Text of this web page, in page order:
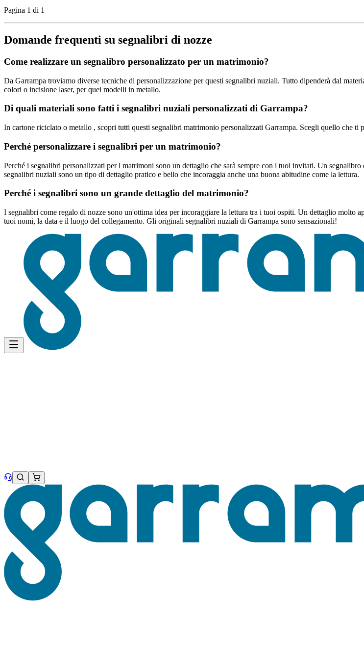
Pagina 1 di 1
Domande frequenti su segnalibri di nozze
Come realizzare un segnalibro personalizzato per un matrimonio?
Da Garrampa troviamo diverse tecniche di personalizzazione per questi segnalibri nuziali. Tutto dipenderà dal
colori o incisione laser, per quei modelli in metallo.
Di quali materiali sono fatti i segnalibri nuziali personalizzati di Garrampa?
In cartone riciclato o metallo , scopri tutti questi segnalibri matrimonio personalizzati Garrampa. Scegli quello che
Perché personalizzare i segnalibri per un matrimonio?
Perché i segnalibri personalizzati per i matrimoni sono un dettaglio che sarà sempre con i tuoi invitati. Un
segnalibri nuziali sono un tipo di dettaglio pratico e bello che incoraggia anche una buona abitudine come la lettura.
Perché i segnalibri sono un grande dettaglio del matrimonio?
I segnalibri come regalo di nozze sono un'ottima idea per incoraggiare la lettura tra i tuoi ospiti. Un dettaglio molto
tuoi nomi, la data e il luogo del collegamento. Gli originali segnalibri nuziali di Garrampa sono sensazionali!